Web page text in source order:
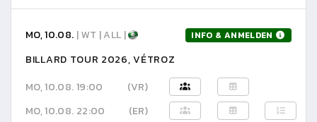
MO, 10.08. | WT | ALL | INFO & ANMELDEN
BILLARD TOUR 2026, VÉTROZ
MO, 10.08. 19:00
(VR)
MO, 10.08. 22:00
(ER)